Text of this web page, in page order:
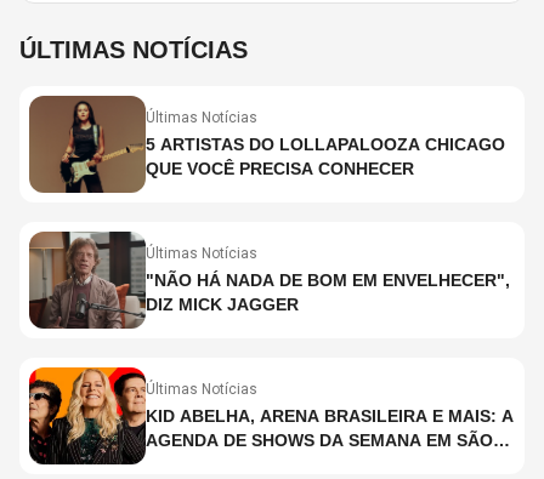
ÚLTIMAS NOTÍCIAS
Últimas Notícias
5 ARTISTAS DO LOLLAPALOOZA CHICAGO
QUE VOCÊ PRECISA CONHECER
Últimas Notícias
"NÃO HÁ NADA DE BOM EM ENVELHECER",
DIZ MICK JAGGER
Últimas Notícias
KID ABELHA, ARENA BRASILEIRA E MAIS: A
AGENDA DE SHOWS DA SEMANA EM SÃO